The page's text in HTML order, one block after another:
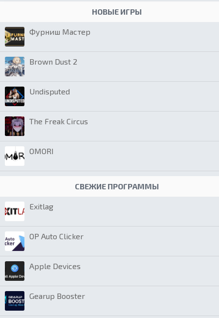
НОВЫЕ ИГРЫ
Фурниш Мастер
Brown Dust 2
Undisputed
The Freak Circus
OMORI
СВЕЖИЕ ПРОГРАММЫ
Exitlag
OP Auto Clicker
Apple Devices
Gearup Booster